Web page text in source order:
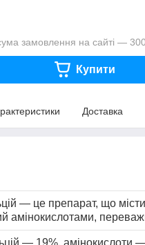
замовлення на сайті —
Купити
Доставка
— це препарат, що
амінокислотами,
— 19%, амінокислоти